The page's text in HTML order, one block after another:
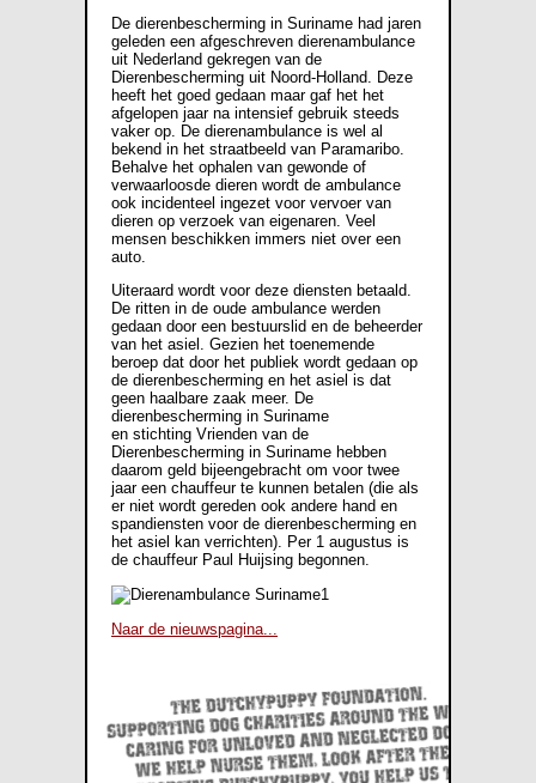
De dierenbescherming in Suriname had jaren
geleden een afgeschreven dierenambulance
uit Nederland gekregen van de
Dierenbescherming uit Noord-Holland. Deze
heeft het goed gedaan maar gaf het het
afgelopen jaar na intensief gebruik steeds
vaker op. De dierenambulance is wel al
bekend in het straatbeeld van Paramaribo.
Behalve het ophalen van gewonde of
verwaarloosde dieren wordt de ambulance
ook incidenteel ingezet voor vervoer van
dieren op verzoek van eigenaren. Veel
mensen beschikken immers niet over een
auto.
Uiteraard wordt voor deze diensten betaald.
De ritten in de oude ambulance werden
gedaan door een bestuurslid en de beheerder
van het asiel. Gezien het toenemende
beroep dat door het publiek wordt gedaan op
de dierenbescherming en het asiel is dat
geen haalbare zaak meer. De
dierenbescherming in Suriname
en stichting Vrienden van de
Dierenbescherming in Suriname hebben
daarom geld bijeengebracht om voor twee
jaar een chauffeur te kunnen betalen (die als
er niet wordt gereden ook andere hand en
spandiensten voor de dierenbescherming en
het asiel kan verrichten). Per 1 augustus is
de chauffeur Paul Huijsing begonnen.
Naar de nieuwspagina...